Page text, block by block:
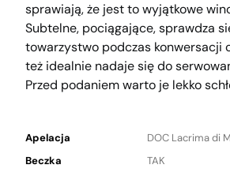
sprawiają, że jest to wyjątkowe
Subtelne, pociągające, sprawdza
towarzystwo podczas konwersacji
też idealnie nadaje się do
Przed podaniem warto je lekko
Apelacja
DOC Lacrima di
Beczka
TAK